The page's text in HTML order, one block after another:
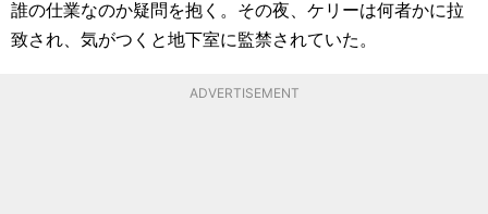
誰の仕業なのか疑問を抱く。その夜、ケリーは何者かに拉
致され、気がつくと地下室に監禁されていた。
ADVERTISEMENT